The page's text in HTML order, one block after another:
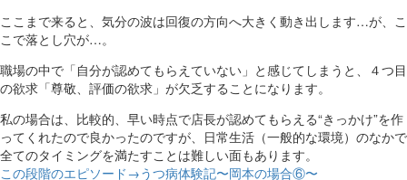
ここまで来ると、気分の波は回復の方向へ大きく動き出します…が、こ
こで落とし穴が…。
職場の中で「自分が認めてもらえていない」と感じてしまうと、４つ目
の欲求「尊敬、評価の欲求」が欠乏することになります。
私の場合は、比較的、早い時点で店長が認めてもらえる“きっかけ”を作
ってくれたので良かったのですが、日常生活（一般的な環境）のなかで
全てのタイミングを満たすことは難しい面もあります。
この段階のエピソード→うつ病体験記〜岡本の場合⑥〜